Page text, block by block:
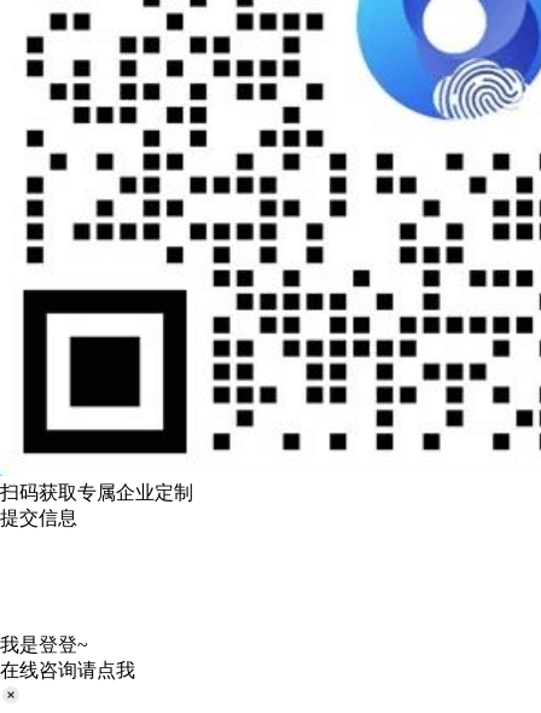
扫码获取专属企业定制
提交信息
我是登登~
在线咨询请点我